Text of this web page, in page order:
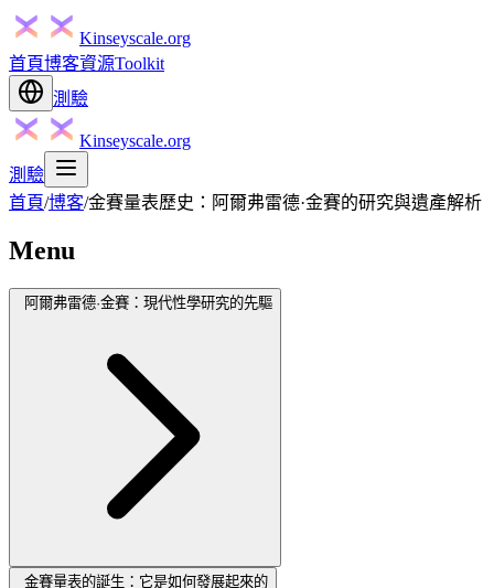
Kinseyscale.org
首頁博客資源Toolkit
測驗
Kinseyscale.org
測驗
首頁/博客/金賽量表歷史：阿爾弗雷德·金賽的研究與遺產解析
Menu
阿爾弗雷德·金賽：現代性學研究的先驅
金賽量表的誕生：它是如何發展起來的